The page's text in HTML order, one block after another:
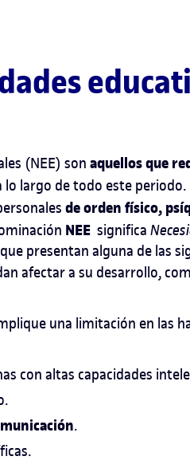
(NEE) son aquellos que
largo de todo este periodo.
de orden físico,
NEE significa
presentan alguna de las
afectar a su desarrollo,
una limitación en las
con altas capacidades
.